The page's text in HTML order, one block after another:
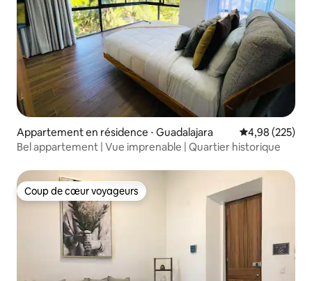
Appartement en résidence ⋅ Guadalajara Évaluation
4,98 (225)
Bel appartement | Vue imprenable | Quartier historique
Coup de cœur voyageurs
Coup de cœur voyageurs